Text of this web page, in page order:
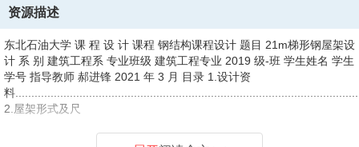
资源描述
东北石油大学 课 程 设 计 课程 钢结构课程设计 题目 21m梯形钢屋架设
计 系 别 建筑工程系 专业班级 建筑工程专业 2019 级-班 学生姓名 学生
学号 指导教师 郝进锋 2021 年 3 月 目录 1.设计资
料
2.屋架形式及尺